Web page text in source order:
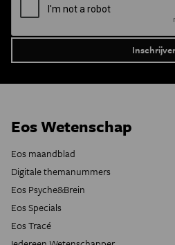
Eos Wetenschap
Eos maandblad
Digitale themanummers
Eos Psyche&Brein
Eos Specials
Eos Tracé